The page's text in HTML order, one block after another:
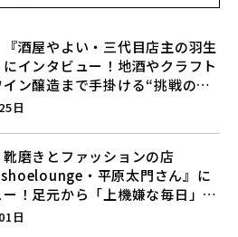
『酒屋やよい・三代目店主の羽生
インタビュー！地酒やクラフト
ン醸造まで手掛ける“挑戦の歴
日
靴磨きとファッションの店
shoelounge・平原太門さん』に
！足元から「上機嫌な毎日」を
提案とは？
日